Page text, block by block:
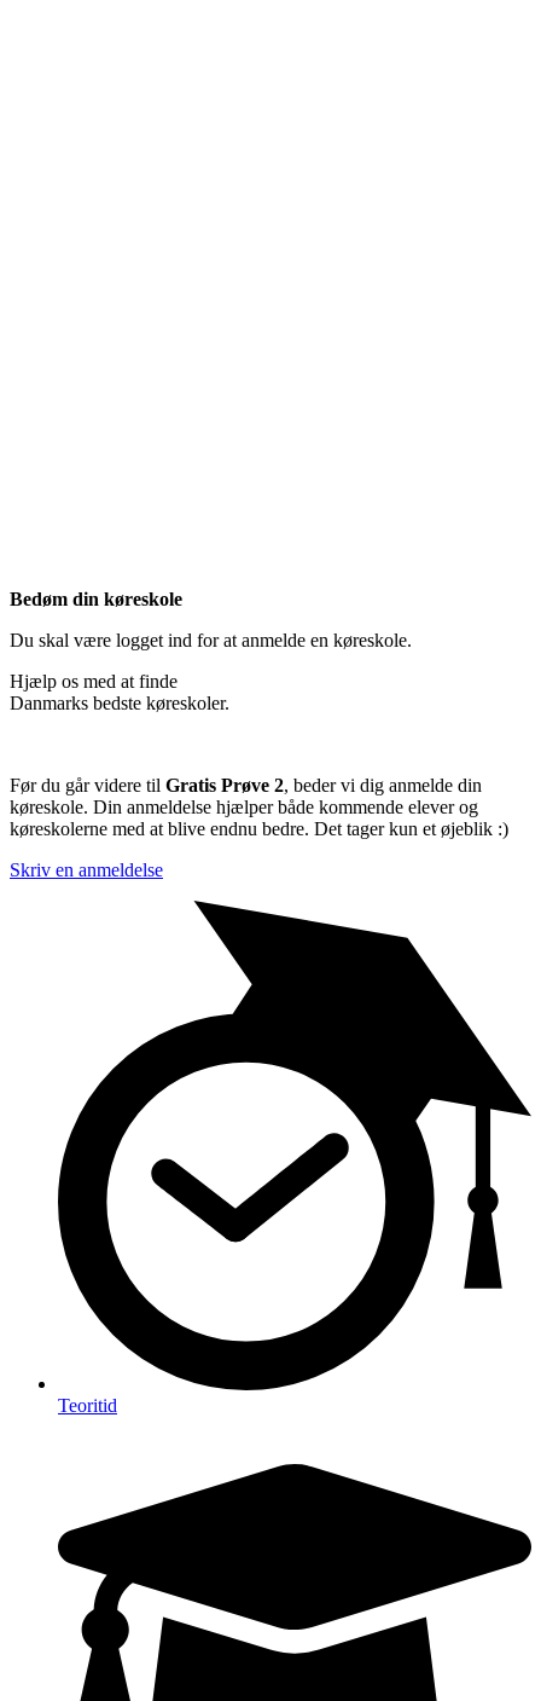
Bedøm din køreskole
Du skal være logget ind for at anmelde en køreskole.
Hjælp os med at finde
Danmarks bedste køreskoler.
Før du går videre til Gratis Prøve 2, beder vi dig anmelde din
køreskole. Din anmeldelse hjælper både kommende elever og
køreskolerne med at blive endnu bedre. Det tager kun et øjeblik :)
Skriv en anmeldelse
Teoritid